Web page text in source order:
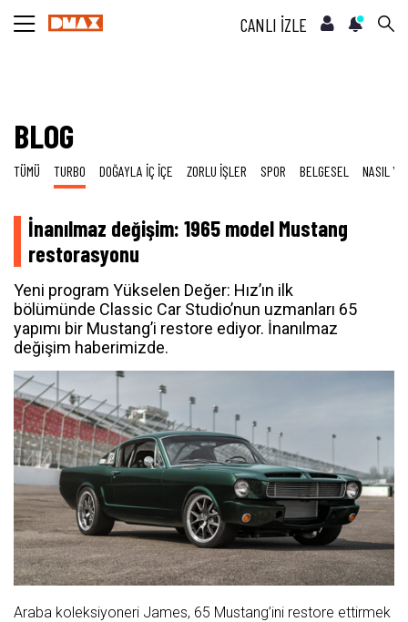
CANLI İZLE
BLOG
TÜMÜ TURBO DOĞAYLA İÇ İÇE ZORLU İŞLER SPOR BELGESEL NASIL
İnanılmaz değişim: 1965 model Mustang
restorasyonu
Yeni program Yükselen Değer: Hız’ın ilk
bölümünde Classic Car Studio’nun uzmanları 65
yapımı bir Mustang’i restore ediyor. İnanılmaz
değişim haberimizde.
Araba koleksiyoneri James, 65 Mustang’ini restore ettirmek